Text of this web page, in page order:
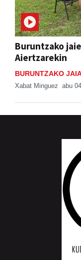
Buruntzako
Aiertzarekin
BURUNTZAKO
Xabat Minguez abu 04